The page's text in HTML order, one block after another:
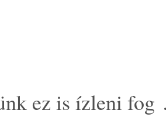
ez is ízleni